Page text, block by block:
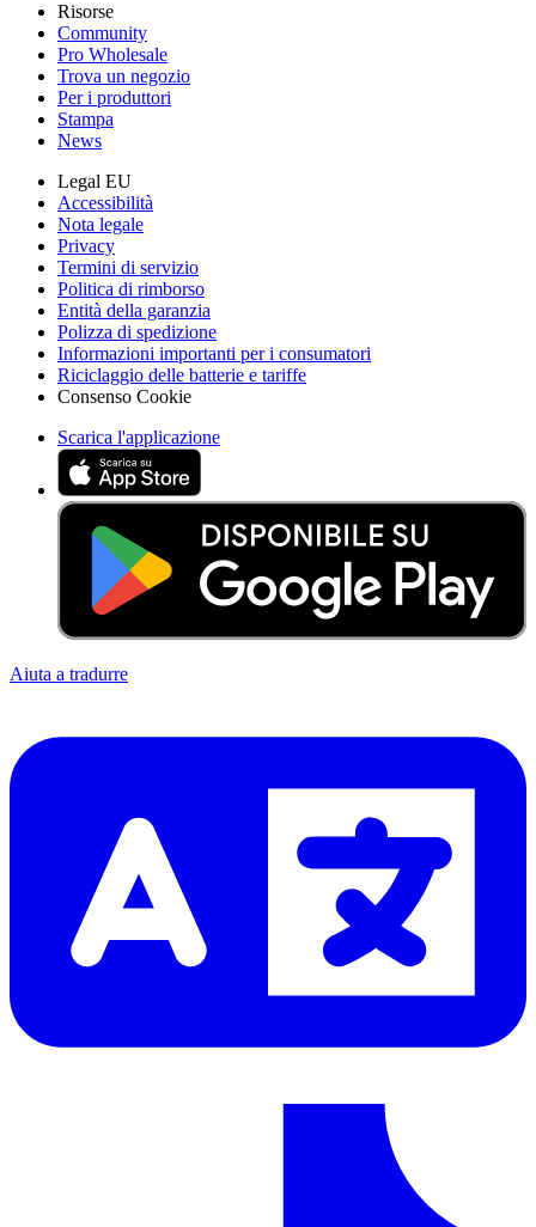
Risorse
Community
Pro Wholesale
Trova un negozio
Per i produttori
Stampa
News
Legal EU
Accessibilità
Nota legale
Privacy
Termini di servizio
Politica di rimborso
Entità della garanzia
Polizza di spedizione
Informazioni importanti per i consumatori
Riciclaggio delle batterie e tariffe
Consenso Cookie
Scarica l'applicazione
Aiuta a tradurre